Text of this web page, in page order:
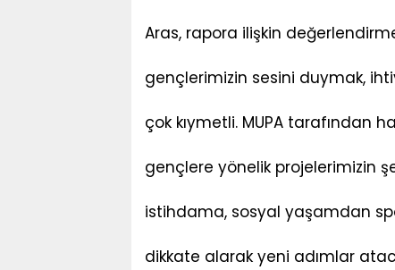
Aras, rapora ilişkin
gençlerimizin sesini duymak,
çok kıymetli. MUPA tarafından
gençlere yönelik projelerimizin
istihdama, sosyal yaşamdan
dikkate alarak yeni adımlar